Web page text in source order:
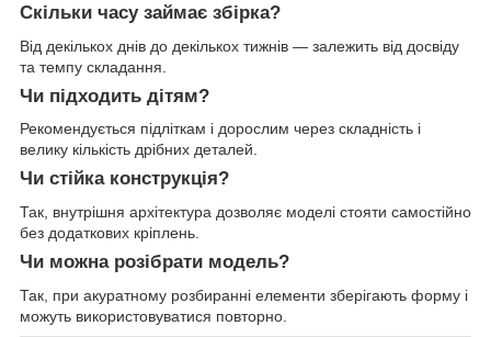
Скільки часу займає збірка?
Від декількох днів до декількох тижнів — залежить від досвіду
та темпу складання.
Чи підходить дітям?
Рекомендується підліткам і дорослим через складність і
велику кількість дрібних деталей.
Чи стійка конструкція?
Так, внутрішня архітектура дозволяє моделі стояти самостійно
без додаткових кріплень.
Чи можна розібрати модель?
Так, при акуратному розбиранні елементи зберігають форму і
можуть використовуватися повторно.